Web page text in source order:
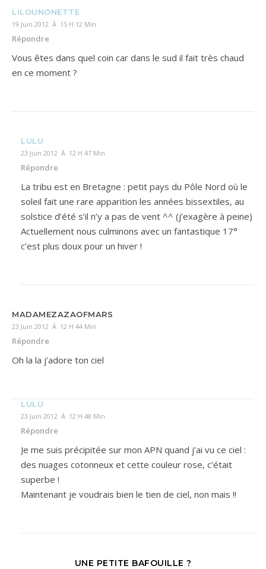
LILOUNONETTE
19 Juin 2012 À 15 H 12 Min
Répondre
Vous êtes dans quel coin car dans le sud il fait très chaud
en ce moment ?
LULU
23 Juin 2012 À 12 H 47 Min
Répondre
La tribu est en Bretagne : petit pays du Pôle Nord où le
soleil fait une rare apparition les années bissextiles, au
solstice d’été s’il n’y a pas de vent ^^ (j’exagère à peine)
Actuellement nous culminons avec un fantastique 17°
c’est plus doux pour un hiver !
MADAMEZAZAOFMARS
23 Juin 2012 À 12 H 44 Min
Répondre
Oh la la j’adore ton ciel
LULU
23 Juin 2012 À 12 H 48 Min
Répondre
Je me suis précipitée sur mon APN quand j’ai vu ce ciel :
des nuages cotonneux et cette couleur rose, c’était
superbe !
Maintenant je voudrais bien le tien de ciel, non mais !!
UNE PETITE BAFOUILLE ?